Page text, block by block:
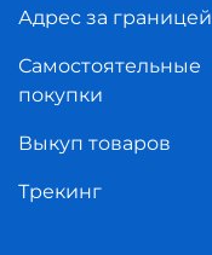
Адрес за границей
Самостоятельные
покупки
Выкуп товаров
Трекинг